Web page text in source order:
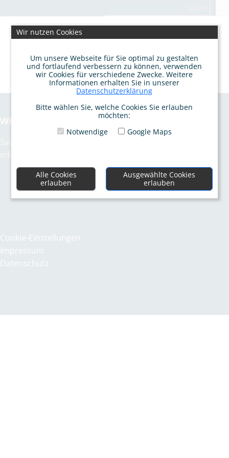
Inhalt
springen
WERKSTATT FÜR LEBENSFREUDE
Cookie-Einstellungen
Impressum
Datenschutz
Wir nutzen Cookies
Um unsere Webseite für Sie optimal zu gestalten
und fortlaufend verbessern zu können, verwenden
wir Cookies für verschiedene Zwecke. Weitere
Informationen erhalten Sie in unserer
Datenschutzerklärung
Bitte wählen Sie, welche Cookies Sie erlauben
möchten:
Notwendige
Google Maps
Alle Cookies
erlauben
Ausgewählte Cookies
erlauben